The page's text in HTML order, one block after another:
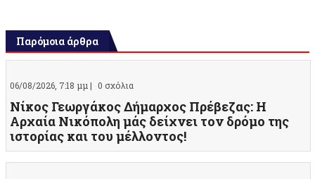
Παρόμοια άρθρα
06/08/2026, 7:18 μμ | 0 σχόλια
Νίκος Γεωργάκος Δήμαρχος Πρέβεζας: Η
Αρχαία Νικόπολη μάς δείχνει τον δρόμο της
ιστορίας και του μέλλοντος!